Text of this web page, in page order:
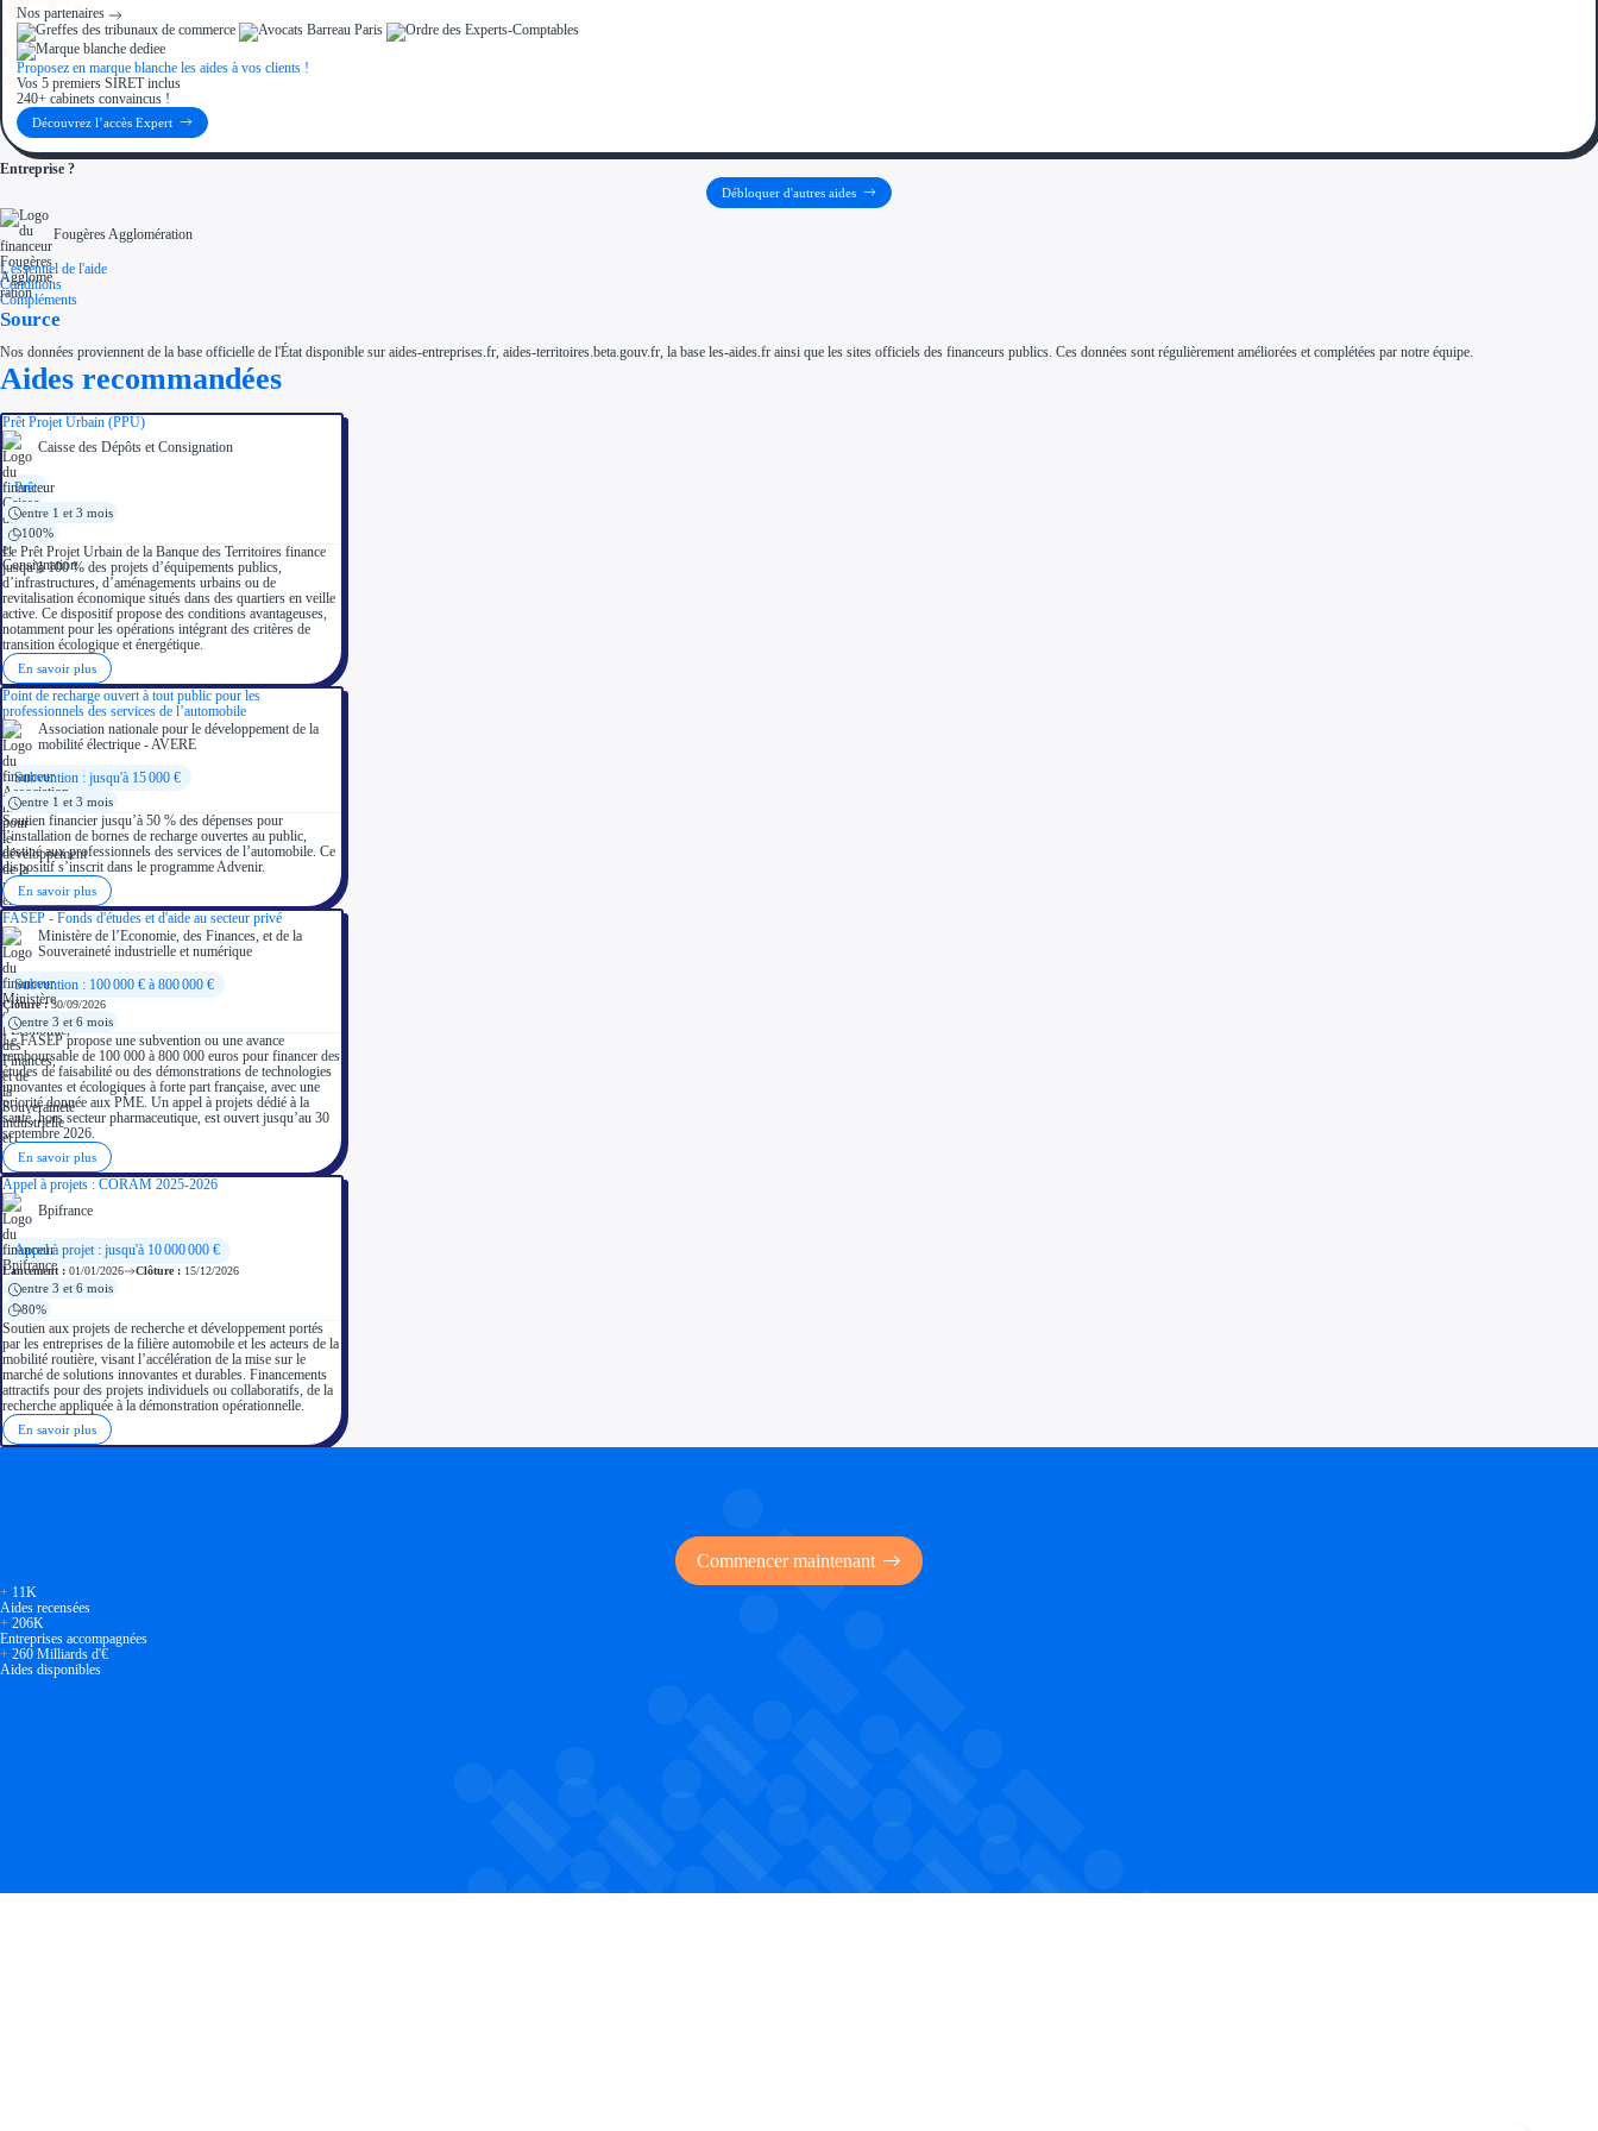
Nos partenaires
Proposez en marque blanche les aides à vos clients !
Vos 5 premiers SIRET inclus
240+ cabinets convaincus !
Découvrez l’accès Expert
Entreprise ?
Débloquer d'autres aides
Fougères Agglomération
L'essentiel de l'aide
Conditions
Compléments
Source
Nos données proviennent de la base officielle de l'État disponible sur aides-entreprises.fr, aides-territoires.beta.gouv.fr, la base les-aides.fr ainsi que les sites officiels des financeurs publics. Ces données sont régulièrement améliorées et complétées par notre équipe.
Aides recommandées
Prêt Projet Urbain (PPU)
Caisse des Dépôts et Consignation
Prêt
entre 1 et 3 mois
100%
Le Prêt Projet Urbain de la Banque des Territoires finance
jusqu’à 100 % des projets d’équipements publics,
d’infrastructures, d’aménagements urbains ou de
revitalisation économique situés dans des quartiers en veille
active. Ce dispositif propose des conditions avantageuses,
notamment pour les opérations intégrant des critères de
transition écologique et énergétique.
En savoir plus
Point de recharge ouvert à tout public pour les
professionnels des services de l’automobile
Association nationale pour le développement de la
mobilité électrique - AVERE
Subvention : jusqu'à 15 000 €
entre 1 et 3 mois
Soutien financier jusqu’à 50 % des dépenses pour
l’installation de bornes de recharge ouvertes au public,
destiné aux professionnels des services de l’automobile. Ce
dispositif s’inscrit dans le programme Advenir.
En savoir plus
FASEP - Fonds d'études et d'aide au secteur privé
Ministère de l’Economie, des Finances, et de la
Souveraineté industrielle et numérique
Subvention : 100 000 € à 800 000 €
Clôture :30/09/2026
entre 3 et 6 mois
Le FASEP propose une subvention ou une avance
remboursable de 100 000 à 800 000 euros pour financer des
études de faisabilité ou des démonstrations de technologies
innovantes et écologiques à forte part française, avec une
priorité donnée aux PME. Un appel à projets dédié à la
santé, hors secteur pharmaceutique, est ouvert jusqu’au 30
septembre 2026.
En savoir plus
Appel à projets : CORAM 2025-2026
Bpifrance
Appel à projet : jusqu'à 10 000 000 €
Lancement : 01/01/2026 Clôture : 15/12/2026
entre 3 et 6 mois
80%
Soutien aux projets de recherche et développement portés
par les entreprises de la filière automobile et les acteurs de la
mobilité routière, visant l’accélération de la mise sur le
marché de solutions innovantes et durables. Financements
attractifs pour des projets individuels ou collaboratifs, de la
recherche appliquée à la démonstration opérationnelle.
En savoir plus
Commencer maintenant
+ 11K
Aides recensées
+ 206K
Entreprises accompagnées
+ 260 Milliards d'€
Aides disponibles